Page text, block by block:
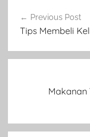
pos
Previous Post
Tips Membeli
Makanan